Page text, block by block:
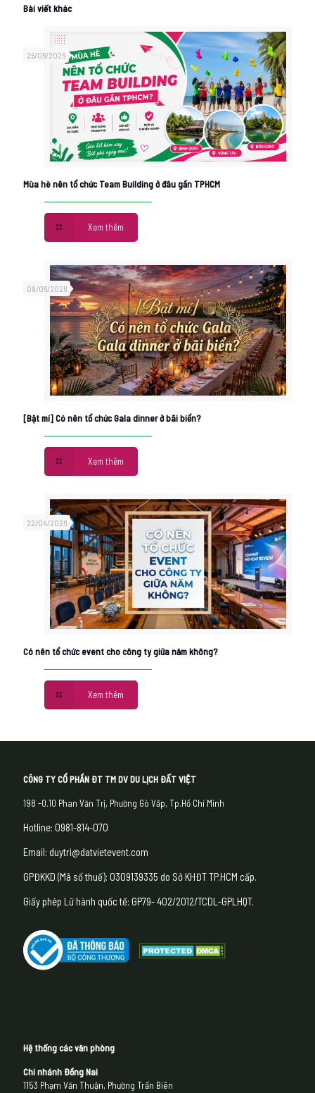
Bài viết khác
25/06/2026
Mùa hè nên tổ chức Team Building ở đâu gần TPHCM
Xem thêm
09/06/2026
[Bật mí] Có nên tổ chức Gala dinner ở bãi biển?
Xem thêm
22/04/2026
Có nên tổ chức event cho công ty giữa năm không?
Xem thêm
CÔNG TY CỔ PHẦN ĐT TM DV DU LỊCH ĐẤT VIỆT
198 -0.10 Phan Văn Trị, Phường Gò Vấp, Tp.Hồ Chí Minh
Hotline: 0981-814-070
Email: duytri@datvietevent.com
GPĐKKD (Mã số thuế): 0309139335 do Sở KHĐT TP.HCM cấp.
Giấy phép Lữ hành quốc tế: GP79- 402/2012/TCDL-GPLHQT.
Hệ thống các văn phòng
Chi nhánh Đồng Nai
1153 Phạm Văn Thuận, Phường Trấn Biên